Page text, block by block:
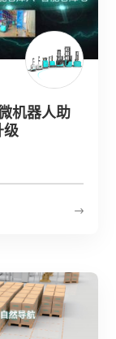
机器人助
级